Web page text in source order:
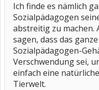
Ich finde es nämlich
Sozialpädagogen
abstreitig zu machen.
sagen, dass das
Sozialpädagogen-
Verschwendung sei,
einfach eine
Tierwelt.